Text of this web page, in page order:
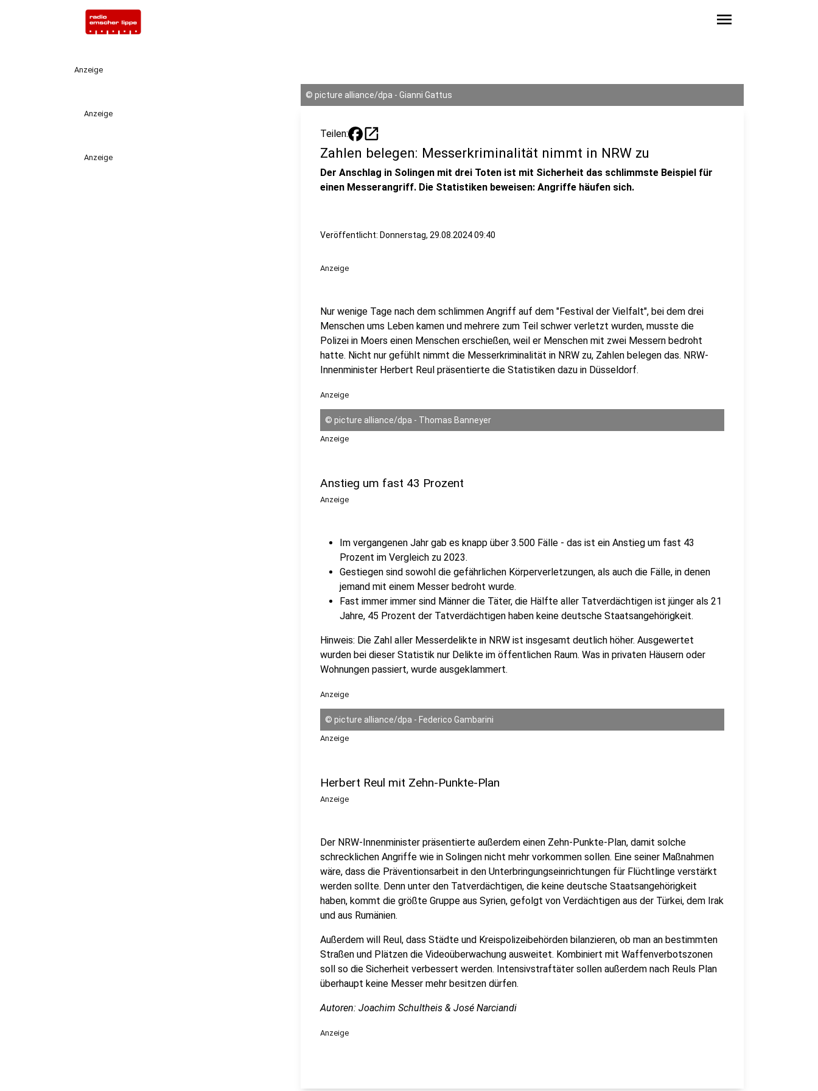
menu
Anzeige
Anzeige
Anzeige
© picture alliance/dpa - Gianni Gattus
Teilen: open_in_new
Zahlen belegen: Messerkriminalität nimmt in NRW zu
Der Anschlag in Solingen mit drei Toten ist mit Sicherheit das schlimmste Beispiel für
einen Messerangriff. Die Statistiken beweisen: Angriffe häufen sich.
Veröffentlicht: Donnerstag, 29.08.2024 09:40
Anzeige
Nur wenige Tage nach dem schlimmen Angriff auf dem "Festival der Vielfalt", bei dem drei
Menschen ums Leben kamen und mehrere zum Teil schwer verletzt wurden, musste die
Polizei in Moers einen Menschen erschießen, weil er Menschen mit zwei Messern bedroht
hatte. Nicht nur gefühlt nimmt die Messerkriminalität in NRW zu, Zahlen belegen das. NRW-
Innenminister Herbert Reul präsentierte die Statistiken dazu in Düsseldorf.
Anzeige
© picture alliance/dpa - Thomas Banneyer
Anzeige
Anstieg um fast 43 Prozent
Anzeige
Im vergangenen Jahr gab es knapp über 3.500 Fälle - das ist ein Anstieg um fast 43
Prozent im Vergleich zu 2023.
Gestiegen sind sowohl die gefährlichen Körperverletzungen, als auch die Fälle, in denen
jemand mit einem Messer bedroht wurde.
Fast immer immer sind Männer die Täter, die Hälfte aller Tatverdächtigen ist jünger als 21
Jahre, 45 Prozent der Tatverdächtigen haben keine deutsche Staatsangehörigkeit.
Hinweis: Die Zahl aller Messerdelikte in NRW ist insgesamt deutlich höher. Ausgewertet
wurden bei dieser Statistik nur Delikte im öffentlichen Raum. Was in privaten Häusern oder
Wohnungen passiert, wurde ausgeklammert.
Anzeige
© picture alliance/dpa - Federico Gambarini
Anzeige
Herbert Reul mit Zehn-Punkte-Plan
Anzeige
Der NRW-Innenminister präsentierte außerdem einen Zehn-Punkte-Plan, damit solche
schrecklichen Angriffe wie in Solingen nicht mehr vorkommen sollen. Eine seiner Maßnahmen
wäre, dass die Präventionsarbeit in den Unterbringungseinrichtungen für Flüchtlinge verstärkt
werden sollte. Denn unter den Tatverdächtigen, die keine deutsche Staatsangehörigkeit
haben, kommt die größte Gruppe aus Syrien, gefolgt von Verdächtigen aus der Türkei, dem Irak
und aus Rumänien.
Außerdem will Reul, dass Städte und Kreispolizeibehörden bilanzieren, ob man an bestimmten
Straßen und Plätzen die Videoüberwachung ausweitet. Kombiniert mit Waffenverbotszonen
soll so die Sicherheit verbessert werden. Intensivstraftäter sollen außerdem nach Reuls Plan
überhaupt keine Messer mehr besitzen dürfen.
Autoren: Joachim Schultheis & José Narciandi
Anzeige